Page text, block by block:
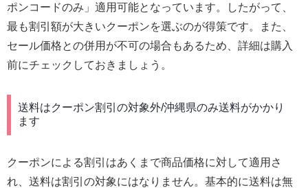
ポンコードのみ」適用可能となっています。したがって、
最も割引額が大きいクーポンを選ぶのが得策です。また、
セール価格との併用が不可の場合もあるため、詳細は購入
前にチェックしておきましょう。
送料はクーポン割引の対象外/沖縄県のみ送料がかかり
ます
クーポンによる割引はあくまで商品価格に対して適用さ
れ、送料は割引の対象にはなりません。基本的に送料は無